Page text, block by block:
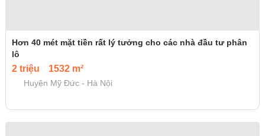
Hơn 40 mét mặt tiền rất lý tưởng cho các nhà đầu tư phân
lô
2 triệu 1532 m²
Huyện Mỹ Đức - Hà Nội